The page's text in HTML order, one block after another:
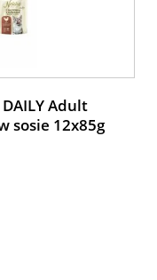
Adult
sosie 12x85g